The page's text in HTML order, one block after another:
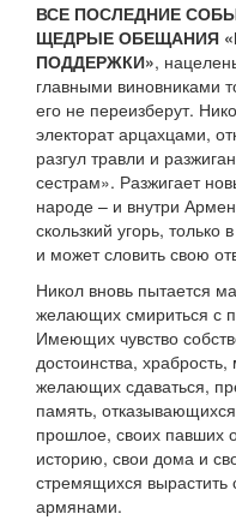
ВСЕ ПОСЛЕДНИЕ
ЩЕДРЫЕ ОБЕЩАНИЯ
ПОДДЕРЖКИ»,
главными виновниками
его не переизберут.
электорат арцахцами,
разгул травли и
сестрам». Разжигает
народе – и внутри
скользкий угорь,
и может словить свою
Никол вновь пытается
желающих смириться с
Имеющих чувство
достоинства,
желающих сдаваться,
память,
прошлое, своих павших
историю, свои дома и
стремящихся вырастить
армянами.